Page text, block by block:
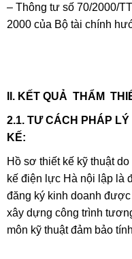
– Thông tư số 70/2000/
2000 của Bộ tài chính
II. KẾT QUẢ THẨM
2.1. TƯ CÁCH PHÁP
KẾ:
Hồ sơ thiết kế kỹ thuật
kế điện lực Hà nội lập là
đăng ký kinh doanh
xây dựng công trình
môn kỹ thuật đảm bảo